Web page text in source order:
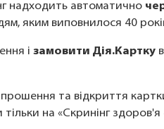
надходить автоматично
яким виповнилося 40
і замовити Дія.Картку
та відкриття
на «Скринінг здоров'я